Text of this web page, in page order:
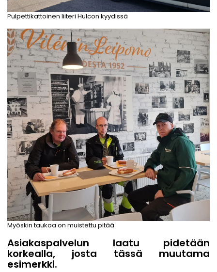
Pulpettikattoinen liiteri Hulcon kyydissä
Myöskin taukoa on muistettu pitää.
Asiakaspalvelun laatu pidetään
korkealla, josta tässä muutama
esimerkki.